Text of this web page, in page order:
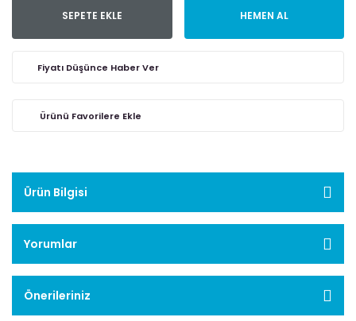
SEPETE EKLE HEMEN AL
Fiyatı Düşünce Haber Ver
Ürün Bilgisi
Yorumlar
Önerileriniz